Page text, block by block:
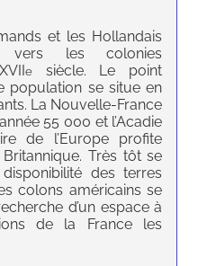
et les Hollandais
vers les colonies
esiècle. Le point
population se situe en
La Nouvelle-France
55 000 et l’Acadie
de l’Europe profite
Très tôt se
des terres
colons américains se
d’un espace à
de la France les